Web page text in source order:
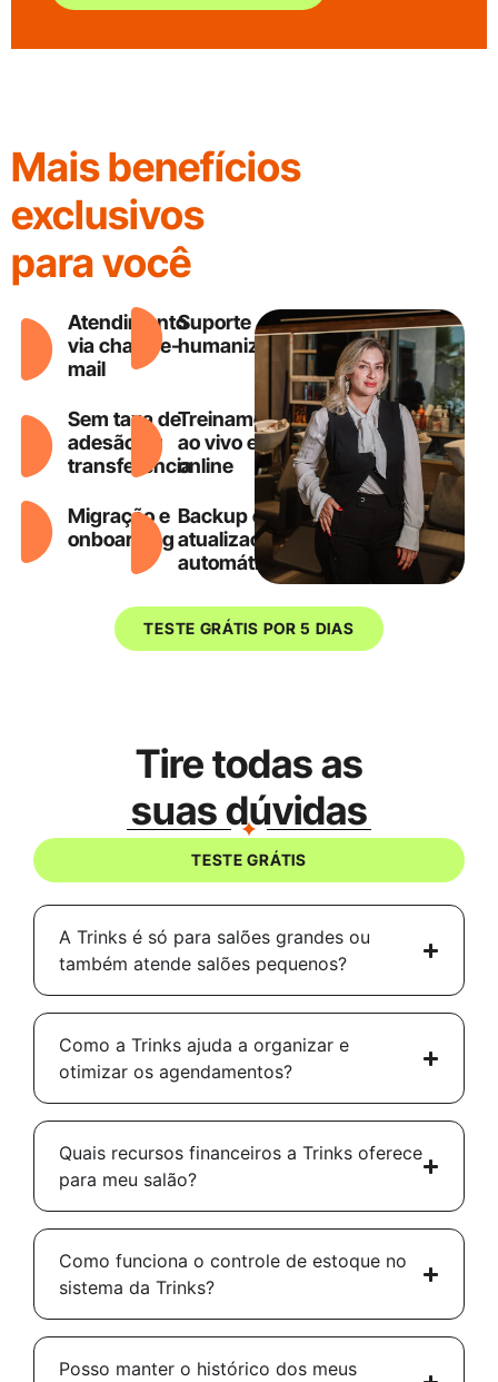
Mais benefícios
exclusivos
para você
Atendimento
via chat e e-
mail
Suporte
humanizado
Sem taxa de
adesão ou
transferência
Treinamentos
ao vivo e
online
Migração e
onboarding
Backup e
atualizações
automáticas
TESTE GRÁTIS POR 5 DIAS
Tire todas as
suas dúvidas
TESTE GRÁTIS
A Trinks é só para salões grandes ou
também atende salões pequenos?
Como a Trinks ajuda a organizar e
otimizar os agendamentos?
Quais recursos financeiros a Trinks oferece
para meu salão?
Como funciona o controle de estoque no
sistema da Trinks?
Posso manter o histórico dos meus